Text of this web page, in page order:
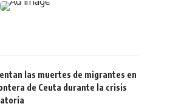
las muertes de migrantes en
de Ceuta durante la crisis